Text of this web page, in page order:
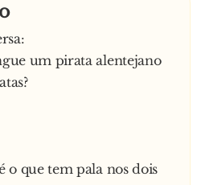
que êli mora, mas êli
sabe que ele não
nem toquei à
o vi à porta da rua
um pirata alentejano
o que tem pala nos dois